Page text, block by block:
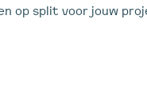
op split voor jouw